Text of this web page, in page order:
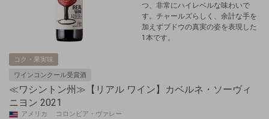
つ、非常にハイレベルな味わいで
す。チャールズらしく、余計な手を
加えずブドウの真実の姿を表現した
1本です。
コク・果実味
ワインコンクール受賞酒
≪ワシントン州≫【リアル ワイン】カベルネ・ソーヴィ
ニヨン 2021
アメリカ コロンビア・ヴァレー